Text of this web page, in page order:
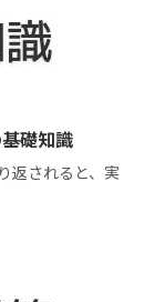
礎知識